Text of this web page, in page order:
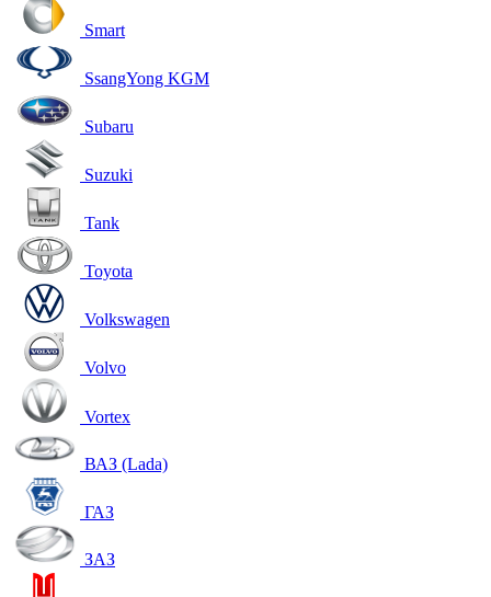
Smart
SsangYong KGM
Subaru
Suzuki
Tank
Toyota
Volkswagen
Volvo
Vortex
ВАЗ (Lada)
ГАЗ
ЗАЗ